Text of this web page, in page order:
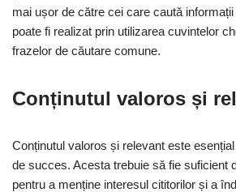
mai ușor de către cei care caută
poate fi realizat prin utilizarea cuvintelor
frazelor de căutare comune.
Conținutul valoros și
Conținutul valoros și relevant este
de succes. Acesta trebuie să fie suficient
pentru a menține interesul cititorilor și a